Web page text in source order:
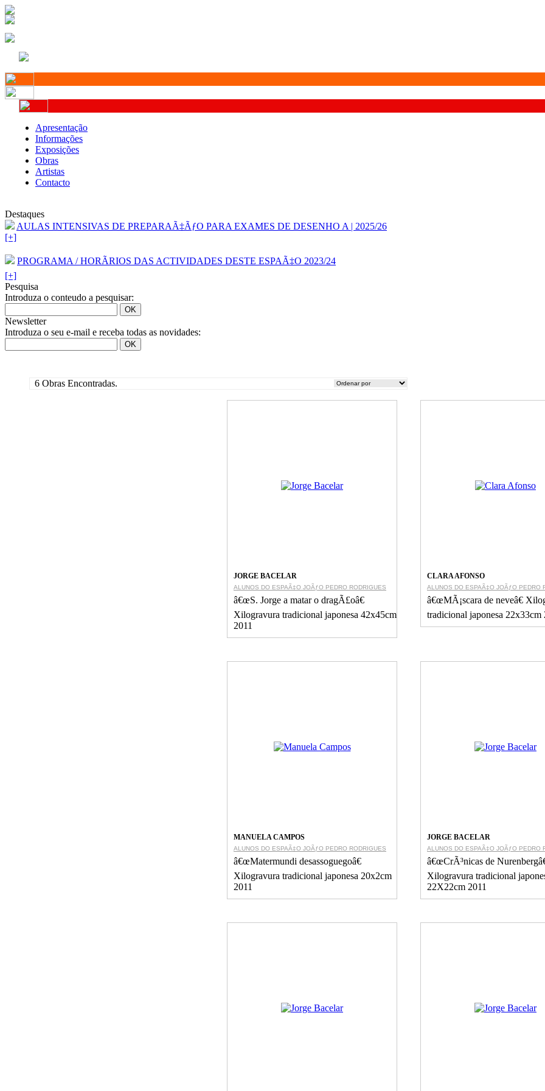
Apresentação
Informações
Exposições
Obras
Artistas
Contacto
Destaques
AULAS INTENSIVAS DE PREPARAÃ‡ÃƒO PARA EXAMES DE DESENHO A | 2025/26
[+]
PROGRAMA / HORÃRIOS DAS ACTIVIDADES DESTE ESPAÃ‡O 2023/24
[+]
Pesquisa
Introduza o conteudo a pesquisar:
Newsletter
Introduza o seu e-mail e receba todas as novidades:
6 Obras Encontradas.
JORGE BACELAR
ALUNOS DO ESPAÃ‡O JOÃƒO PEDRO RODRIGUES
â€œS. Jorge a matar o dragÃ£oâ€
Xilogravura tradicional japonesa 42x45cm
2011
CLARA AFONSO
ALUNOS DO ESPAÃ‡O JOÃƒO PEDRO
â€œMÃ¡scara de neveâ€
tradicional japonesa 22x33cm
MANUELA CAMPOS
ALUNOS DO ESPAÃ‡O JOÃƒO PEDRO RODRIGUES
â€œMatermundi desassoguegoâ€
Xilogravura tradicional japonesa 20x2cm
2011
JORGE BACELAR
ALUNOS DO ESPAÃ‡O JOÃƒO PEDRO
â€œCrÃ³nicas de
Xilogravura tradicional
22X22cm 2011